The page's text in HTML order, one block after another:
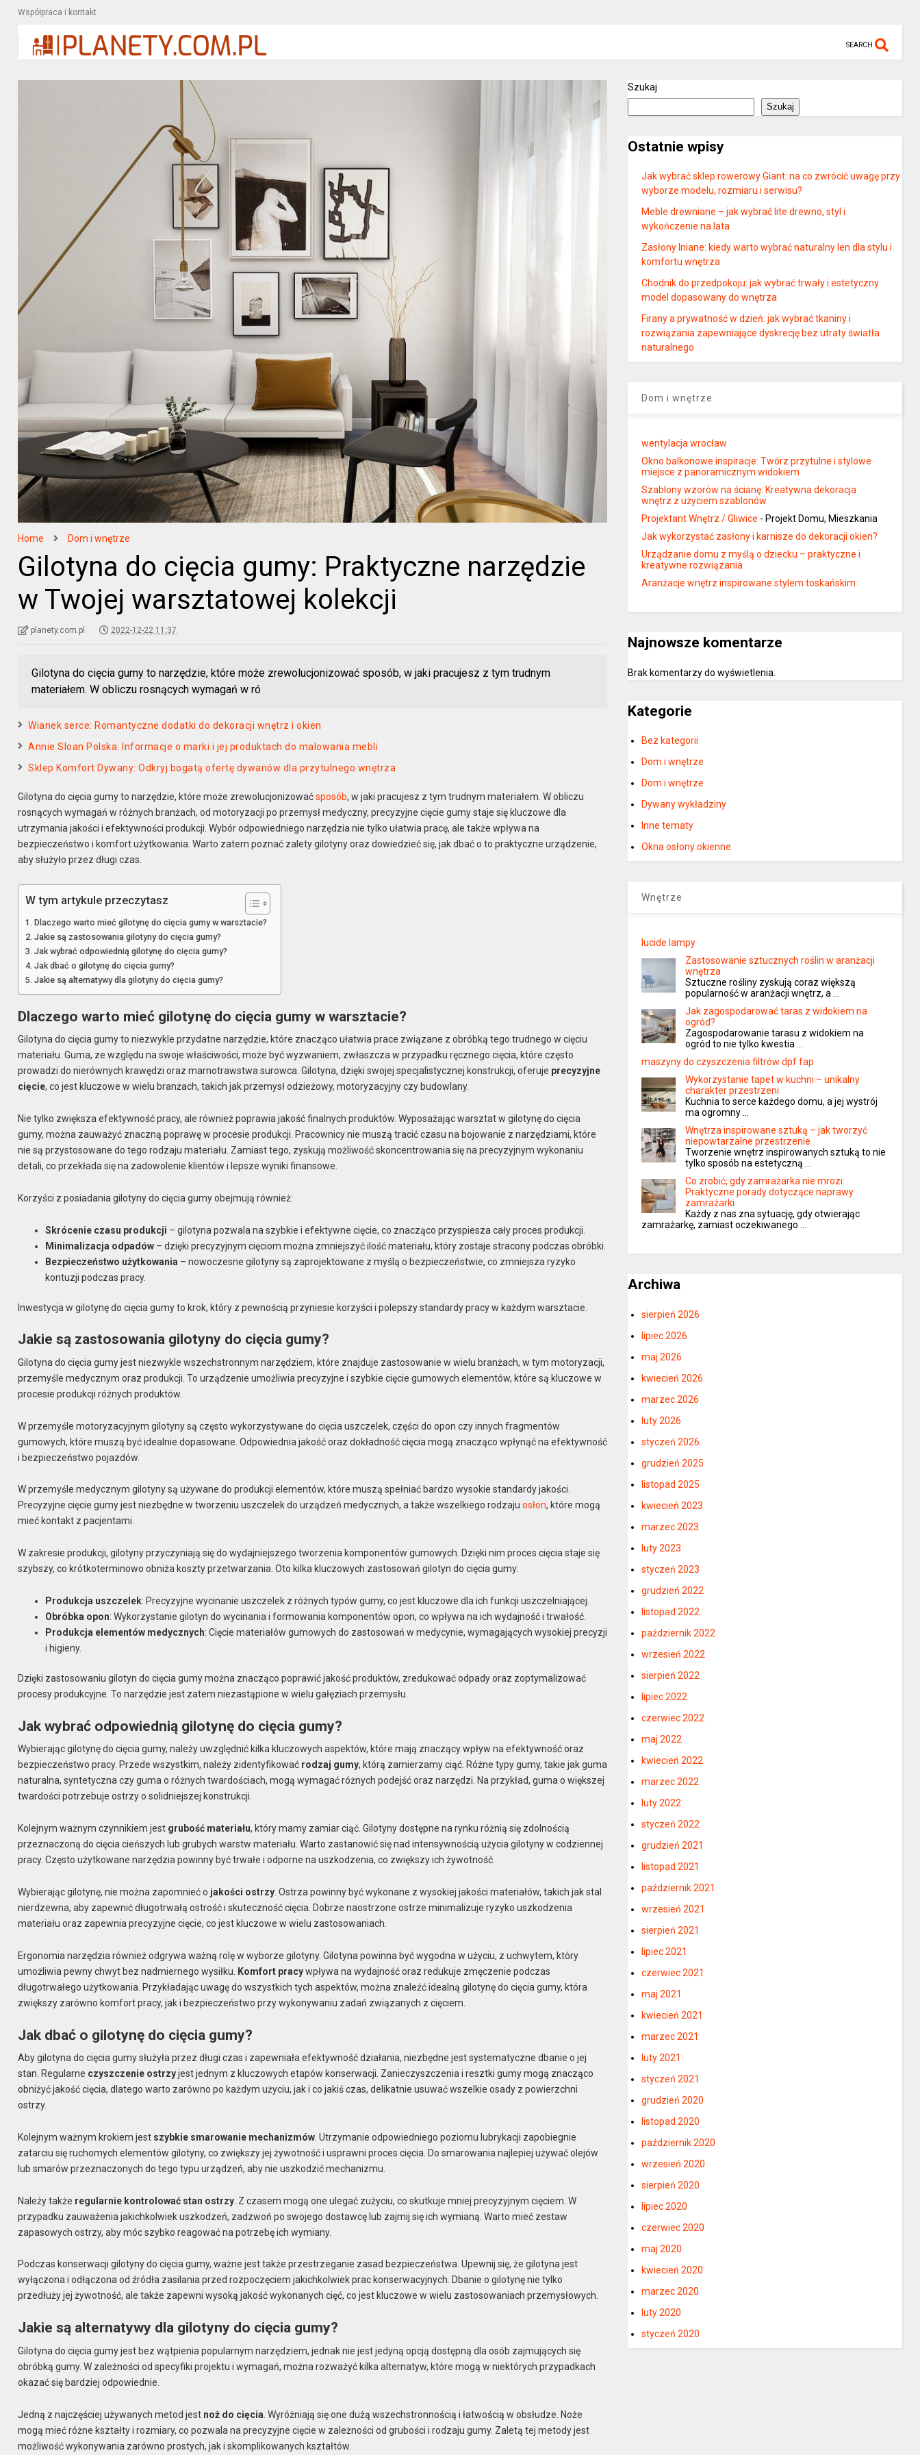
Współpraca i kontakt
SEARCH
Home Dom i wnętrze
Gilotyna do cięcia gumy: Praktyczne narzędzie
w Twojej warsztatowej kolekcji
planety.com.pl 2022-12-22 11:37
Gilotyna do cięcia gumy to narzędzie, które może zrewolucjonizować sposób, w jaki pracujesz z tym trudnym
materiałem. W obliczu rosnących wymagań w ró
Wianek serce: Romantyczne dodatki do dekoracji wnętrz i okien
Annie Sloan Polska: Informacje o marki i jej produktach do malowania mebli
Sklep Komfort Dywany: Odkryj bogatą ofertę dywanów dla przytulnego wnętrza
Gilotyna do cięcia gumy to narzędzie, które może zrewolucjonizowaćsposób, w jaki pracujesz z tym trudnym materiałem. W obliczu
rosnących wymagań w różnych branżach, od motoryzacji po przemysł medyczny, precyzyjne cięcie gumy staje się kluczowe dla
utrzymania jakości i efektywności produkcji. Wybór odpowiedniego narzędzia nie tylko ułatwia pracę, ale także wpływa na
bezpieczeństwo i komfort użytkowania. Warto zatem poznać zalety gilotyny oraz dowiedzieć się, jak dbać o to praktyczne urządzenie,
aby służyło przez długi czas.
W tym artykule przeczytasz
Dlaczego warto mieć gilotynę do cięcia gumy w warsztacie?
Jakie są zastosowania gilotyny do cięcia gumy?
Jak wybrać odpowiednią gilotynę do cięcia gumy?
Jak dbać o gilotynę do cięcia gumy?
Jakie są alternatywy dla gilotyny do cięcia gumy?
Dlaczego warto mieć gilotynę do cięcia gumy w warsztacie?
Gilotyna do cięcia gumy to niezwykle przydatne narzędzie, które znacząco ułatwia prace związane z obróbką tego trudnego w cięciu
materiału. Guma, ze względu na swoje właściwości, może być wyzwaniem, zwłaszcza w przypadku ręcznego cięcia, które często
prowadzi do nierównych krawędzi oraz marnotrawstwa surowca. Gilotyna, dzięki swojej specjalistycznej konstrukcji, oferuje precyzyjne
cięcie, co jest kluczowe w wielu branżach, takich jak przemysł odzieżowy, motoryzacyjny czy budowlany.
Nie tylko zwiększa efektywność pracy, ale również poprawia jakość finalnych produktów. Wyposażając warsztat w gilotynę do cięcia
gumy, można zauważyć znaczną poprawę w procesie produkcji. Pracownicy nie muszą tracić czasu na bojowanie z narzędziami, które
nie są przystosowane do tego rodzaju materiału. Zamiast tego, zyskują możliwość skoncentrowania się na precyzyjnym wykonaniu
detali, co przekłada się na zadowolenie klientów i lepsze wyniki finansowe.
Korzyści z posiadania gilotyny do cięcia gumy obejmują również:
Skrócenie czasu produkcji – gilotyna pozwala na szybkie i efektywne cięcie, co znacząco przyspiesza cały proces produkcji.
Minimalizacja odpadów – dzięki precyzyjnym cięciom można zmniejszyć ilość materiału, który zostaje stracony podczas obróbki.
Bezpieczeństwo użytkowania – nowoczesne gilotyny są zaprojektowane z myślą o bezpieczeństwie, co zmniejsza ryzyko
kontuzji podczas pracy.
Inwestycja w gilotynę do cięcia gumy to krok, który z pewnością przyniesie korzyści i polepszy standardy pracy w każdym warsztacie.
Jakie są zastosowania gilotyny do cięcia gumy?
Gilotyna do cięcia gumy jest niezwykle wszechstronnym narzędziem, które znajduje zastosowanie w wielu branżach, w tym motoryzacji,
przemyśle medycznym oraz produkcji. To urządzenie umożliwia precyzyjne i szybkie cięcie gumowych elementów, które są kluczowe w
procesie produkcji różnych produktów.
W przemyśle motoryzacyjnym gilotyny są często wykorzystywane do cięcia uszczelek, części do opon czy innych fragmentów
gumowych, które muszą być idealnie dopasowane. Odpowiednia jakość oraz dokładność cięcia mogą znacząco wpłynąć na efektywność
i bezpieczeństwo pojazdów.
W przemyśle medycznym gilotyny są używane do produkcji elementów, które muszą spełniać bardzo wysokie standardy jakości.
Precyzyjne cięcie gumy jest niezbędne w tworzeniu uszczelek do urządzeń medycznych, a także wszelkiego rodzajuosłon, które mogą
mieć kontakt z pacjentami.
W zakresie produkcji, gilotyny przyczyniają się do wydajniejszego tworzenia komponentów gumowych. Dzięki nim proces cięcia staje się
szybszy, co krótkoterminowo obniża koszty przetwarzania. Oto kilka kluczowych zastosowań gilotyn do cięcia gumy:
Produkcja uszczelek: Precyzyjne wycinanie uszczelek z różnych typów gumy, co jest kluczowe dla ich funkcji uszczelniającej.
Obróbka opon: Wykorzystanie gilotyn do wycinania i formowania komponentów opon, co wpływa na ich wydajność i trwałość.
Produkcja elementów medycznych: Cięcie materiałów gumowych do zastosowań w medycynie, wymagających wysokiej precyzji
i higieny.
Dzięki zastosowaniu gilotyn do cięcia gumy można znacząco poprawić jakość produktów, zredukować odpady oraz zoptymalizować
procesy produkcyjne. To narzędzie jest zatem niezastąpione w wielu gałęziach przemysłu.
Jak wybrać odpowiednią gilotynę do cięcia gumy?
Wybierając gilotynę do cięcia gumy, należy uwzględnić kilka kluczowych aspektów, które mają znaczący wpływ na efektywność oraz
bezpieczeństwo pracy. Przede wszystkim, należy zidentyfikować rodzaj gumy, którą zamierzamy ciąć. Różne typy gumy, takie jak guma
naturalna, syntetyczna czy guma o różnych twardościach, mogą wymagać różnych podejść oraz narzędzi. Na przykład, guma o większej
twardości potrzebuje ostrzy o solidniejszej konstrukcji.
Kolejnym ważnym czynnikiem jest grubość materiału, który mamy zamiar ciąć. Gilotyny dostępne na rynku różnią się zdolnością
przeznaczoną do cięcia cieńszych lub grubych warstw materiału. Warto zastanowić się nad intensywnością użycia gilotyny w codziennej
pracy. Często użytkowane narzędzia powinny być trwałe i odporne na uszkodzenia, co zwiększy ich żywotność.
Wybierając gilotynę, nie można zapomnieć o jakości ostrzy . Ostrza powinny być wykonane z wysokiej jakości materiałów, takich jak stal
nierdzewna, aby zapewnić długotrwałą ostrość i skuteczność cięcia. Dobrze naostrzone ostrze minimalizuje ryzyko uszkodzenia
materiału oraz zapewnia precyzyjne cięcie, co jest kluczowe w wielu zastosowaniach.
Ergonomia narzędzia również odgrywa ważną rolę w wyborze gilotyny. Gilotyna powinna być wygodna w użyciu, z uchwytem, który
umożliwia pewny chwyt bez nadmiernego wysiłku.
Komfort pracywpływa na wydajność oraz redukuje zmęczenie podczas
długotrwałego użytkowania. Przykładając uwagę do wszystkich tych aspektów, można znaleźć idealną gilotynę do cięcia gumy, która
zwiększy zarówno komfort pracy, jak i bezpieczeństwo przy wykonywaniu zadań związanych z cięciem.
Jak dbać o gilotynę do cięcia gumy?
Aby gilotyna do cięcia gumy służyła przez długi czas i zapewniała efektywność działania, niezbędne jest systematyczne dbanie o jej
stan. Regularne czyszczenie ostrzyjest jednym z kluczowych etapów konserwacji. Zanieczyszczenia i resztki gumy mogą znacząco
obniżyć jakość cięcia, dlatego warto zarówno po każdym użyciu, jak i co jakiś czas, delikatnie usuwać wszelkie osady z powierzchni
ostrzy.
Kolejnym ważnym krokiem jest szybkie smarowanie mechanizmów . Utrzymanie odpowiedniego poziomu lubrykacji zapobiegnie
zatarciu się ruchomych elementów gilotyny, co zwiększy jej żywotność i usprawni proces cięcia. Do smarowania najlepiej używać olejów
lub smarów przeznaczonych do tego typu urządzeń, aby nie uszkodzić mechanizmu.
Należy także regularnie kontrolować stan ostrzy . Z czasem mogą one ulegać zużyciu, co skutkuje mniej precyzyjnym cięciem. W
przypadku zauważenia jakichkolwiek uszkodzeń, zadzwoń po swojego dostawcę lub zajmij się ich wymianą. Warto mieć zestaw
zapasowych ostrzy, aby móc szybko reagować na potrzebę ich wymiany.
Podczas konserwacji gilotyny do cięcia gumy, ważne jest także przestrzeganie zasad bezpieczeństwa. Upewnij się, że gilotyna jest
wyłączona i odłączona od źródła zasilania przed rozpoczęciem jakichkolwiek prac konserwacyjnych. Dbanie o gilotynę nie tylko
przedłuży jej żywotność, ale także zapewni wysoką jakość wykonanych cięć, co jest kluczowe w wielu zastosowaniach przemysłowych.
Jakie są alternatywy dla gilotyny do cięcia gumy?
Gilotyna do cięcia gumy jest bez wątpienia popularnym narzędziem, jednak nie jest jedyną opcją dostępną dla osób zajmujących się
obróbką gumy. W zależności od specyfiki projektu i wymagań, można rozważyć kilka alternatyw, które mogą w niektórych przypadkach
okazać się bardziej odpowiednie.
Jedną z najczęściej używanych metod jest noż do cięcia . Wyróżniają się one dużą wszechstronnością i łatwością w obsłudze. Noże
mogą mieć różne kształty i rozmiary, co pozwala na precyzyjne cięcie w zależności od grubości i rodzaju gumy. Zaletą tej metody jest
możliwość wykonywania zarówno prostych, jak i skomplikowanych kształtów.
Szukaj
Szukaj
Ostatnie wpisy
Jak wybrać sklep rowerowy Giant: na co zwrócić uwagę przy
wyborze modelu, rozmiaru i serwisu?
Meble drewniane – jak wybrać lite drewno, styl i
wykończenie na lata
Zasłony lniane: kiedy warto wybrać naturalny len dla stylu i
komfortu wnętrza
Chodnik do przedpokoju: jak wybrać trwały i estetyczny
model dopasowany do wnętrza
Firany a prywatność w dzień: jak wybrać tkaniny i
rozwiązania zapewniające dyskrecję bez utraty światła
naturalnego
Dom i wnętrze
wentylacja wrocław
Okno balkonowe inspiracje: Twórz przytulne i stylowe
miejsce z panoramicznym widokiem
Szablony wzorów na ścianę: Kreatywna dekoracja
wnętrz z użyciem szablonów
Projektant Wnętrz / Gliwice - Projekt Domu, Mieszkania
Jak wykorzystać zasłony i karnisze do dekoracji okien?
Urządzanie domu z myślą o dziecku – praktyczne i
kreatywne rozwiązania
Aranżacje wnętrz inspirowane stylem toskańskim
Najnowsze komentarze
Brak komentarzy do wyświetlenia.
Kategorie
Bez kategorii
Dom i wnętrze
Dom i wnętrze
Dywany wykładziny
Inne tematy
Okna osłony okienne
Wnętrze
lucide lampy
Zastosowanie sztucznych roślin w aranżacji
wnętrza
Sztuczne rośliny zyskują coraz większą
popularność w aranżacji wnętrz, a …
Jak zagospodarować taras z widokiem na
ogród?
Zagospodarowanie tarasu z widokiem na
ogród to nie tylko kwestia …
maszyny do czyszczenia filtrów dpf fap
Wykorzystanie tapet w kuchni – unikalny
charakter przestrzeni
Kuchnia to serce każdego domu, a jej wystrój
ma ogromny …
Wnętrza inspirowane sztuką – jak tworzyć
niepowtarzalne przestrzenie
Tworzenie wnętrz inspirowanych sztuką to nie
tylko sposób na estetyczną …
Co zrobić, gdy zamrażarka nie mrozi:
Praktyczne porady dotyczące naprawy
zamrażarki
Każdy z nas zna sytuację, gdy otwierając
zamrażarkę, zamiast oczekiwanego …
Archiwa
sierpień 2026
lipiec 2026
maj 2026
kwiecień 2026
marzec 2026
luty 2026
styczeń 2026
grudzień 2025
listopad 2025
kwiecień 2023
marzec 2023
luty 2023
styczeń 2023
grudzień 2022
listopad 2022
październik 2022
wrzesień 2022
sierpień 2022
lipiec 2022
czerwiec 2022
maj 2022
kwiecień 2022
marzec 2022
luty 2022
styczeń 2022
grudzień 2021
listopad 2021
październik 2021
wrzesień 2021
sierpień 2021
lipiec 2021
czerwiec 2021
maj 2021
kwiecień 2021
marzec 2021
luty 2021
styczeń 2021
grudzień 2020
listopad 2020
październik 2020
wrzesień 2020
sierpień 2020
lipiec 2020
czerwiec 2020
maj 2020
kwiecień 2020
marzec 2020
luty 2020
styczeń 2020